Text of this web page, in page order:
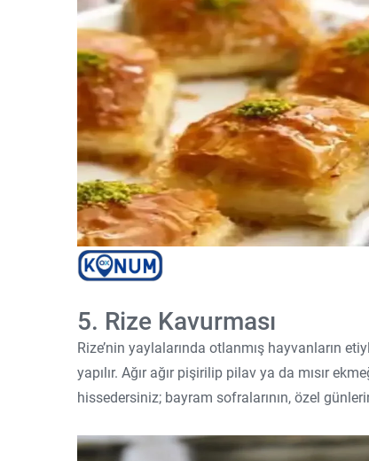
5. Rize Kavurması
Rize’nin yaylalarında otlanmış hayvanların
yapılır. Ağır ağır pişirilip pilav ya da mısır
hissedersiniz; bayram sofralarının, özel